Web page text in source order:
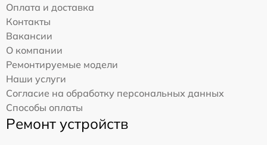
Оплата и доставка
Контакты
Вакансии
О компании
Ремонтируемые модели
Наши услуги
Согласие на обработку персональных данных
Способы оплаты
Ремонт устройств